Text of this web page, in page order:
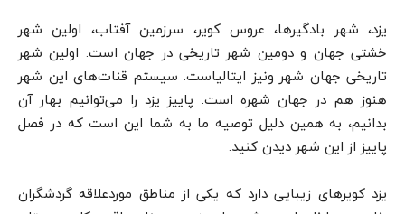
یزد، شهر بادگیرها، عروس کویر، سرزمین آفتاب، اولین شهر
خشتی جهان و دومین شهر تاریخی در جهان است. اولین شهر
تاریخی جهان شهر ونیز ایتالیاست. سیستم قنات‌های این شهر
هنوز هم در جهان شهره است. پاییز یزد را می‌توانیم بهار آن
بدانیم، به همین دلیل توصیه ما به شما این است که در فصل
پاییز از این شهر دیدن کنید.
یزد کویرهای زیبایی دارد که یکی از مناطق موردعلاقه گردشگران